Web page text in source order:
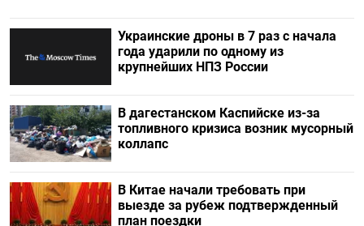
Украинские дроны в 7 раз с начала
года ударили по одному из
крупнейших НПЗ России
В дагестанском Каспийске из-за
топливного кризиса возник мусорный
коллапс
В Китае начали требовать при
выезде за рубеж подтвержденный
план поездки